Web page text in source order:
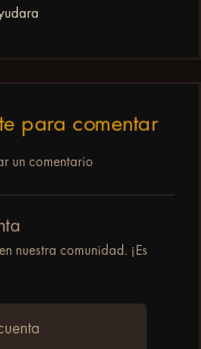
para comentar
un comentario
nuestra comunidad. ¡Es